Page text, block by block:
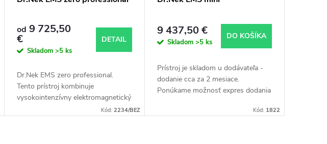
od 9 725,50
€
Skladom>5 ks
DETAIL
Dr.Nek EMS zero professional.
Tento prístroj kombinuje
vysokointenzívny elektromagnetický
svalový tréning na efektívneKód: 2234/BEZ
9 437,50 €
Skladom >5 ks
DO KOŠÍKA
Prístroj je skladom u dodávateľa -
dodanie cca za 2 mesiace.
Ponúkame možnosť expres dodania
Kód: 1822